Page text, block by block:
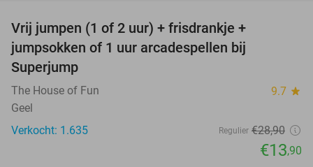
Vrij jumpen (1 of 2 uur) + frisdrankje +
jumpsokken of 1 uur arcadespellen bij
Superjump
The House of Fun 9.7 star
Geel
Verkocht: 1.635
Regulier €28,90
€13,90